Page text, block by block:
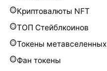
Криптовалюты NFT
ТОП Стейблкоинов
Токены метавселенных
Фан токены